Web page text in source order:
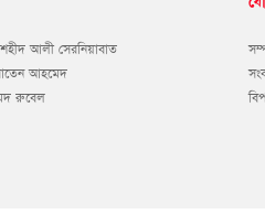
আলী সেরনিয়াবাত
আহমেদ
রুবেল